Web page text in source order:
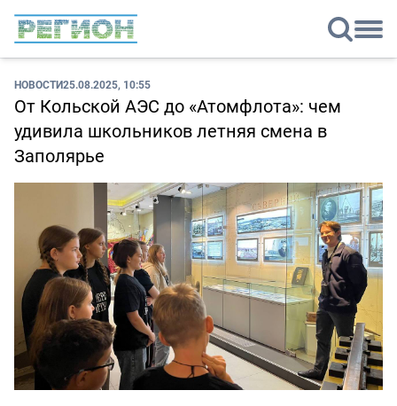
НОВОСТИ25.08.2025, 10:55
От Кольской АЭС до «Атомфлота»: чем
удивила школьников летняя смена в
Заполярье